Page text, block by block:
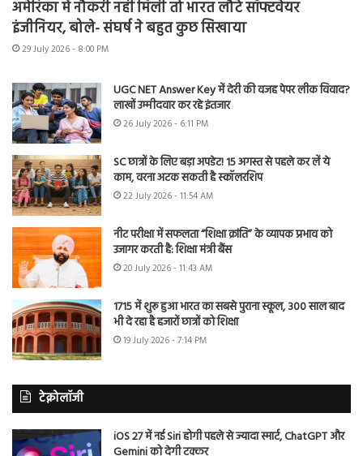
अमेरिका में नौकरी नहीं मिली तो भारत लौटे सॉफ्टवेयर
इंजीनियर, बोले- संघर्ष ने बहुत कुछ सिखाया
29 July 2026 - 8:00 PM
UGC NET Answer Key में देरी की वजह पेपर लीक विवाद?
लाखों उम्मीदवार कर रहे इंतजार
26 July 2026 - 6:11 PM
SC छात्रों के लिए बड़ा अपडेट! 15 अगस्त से पहले कर लें ये
काम, वरना अटक सकती है स्कॉलरशिप
22 July 2026 - 11:54 AM
नीट परीक्षा में सफलता “शिक्षा क्रांति” के व्यापक प्रभाव को
उजागर करती है: शिक्षा मंत्री बैंस
20 July 2026 - 11:43 AM
1715 में शुरू हुआ भारत का सबसे पुराना स्कूल, 300 साल बाद
भी दे रहा है हजारों छात्रों को शिक्षा
19 July 2026 - 7:14 PM
टेक्नोलॉजी
iOS 27 में नई Siri होगी पहले से ज्यादा स्मार्ट, ChatGPT और
Gemini को देगी टक्कर